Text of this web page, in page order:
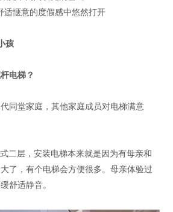
适惬意的度假感中悠然打开
孩
电梯？
堂家庭，其他家庭成员对电梯满意
层，安装电梯本来就是因为有母亲和
了，有个电梯会方便很多。母亲体验过
舒适静音。